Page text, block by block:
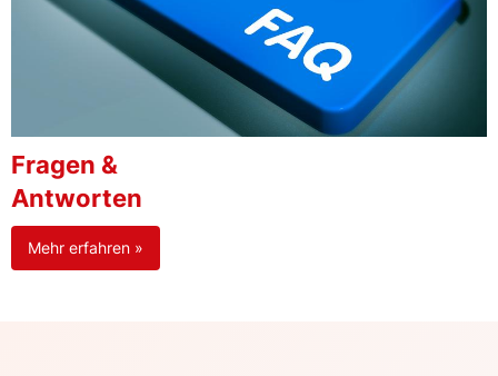
Fragen &
Antworten
Mehr erfahren »